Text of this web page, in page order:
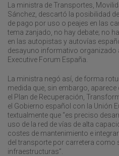
La ministra de Transportes,
Sánchez, descartó la posibilidad
de pago por uso o peajes en las
tema zanjado, no hay debate; no
en las autopistas y autovías
desayuno informativo organizado
Executive Forum España.
La ministra negó así, de forma
medida que, sin embargo,
el Plan de Recuperación,
el Gobierno español con la Unión
textualmente que “es preciso
uso de la red de vías de alta
costes de mantenimiento e
del transporte por carretera como
infraestructuras”.